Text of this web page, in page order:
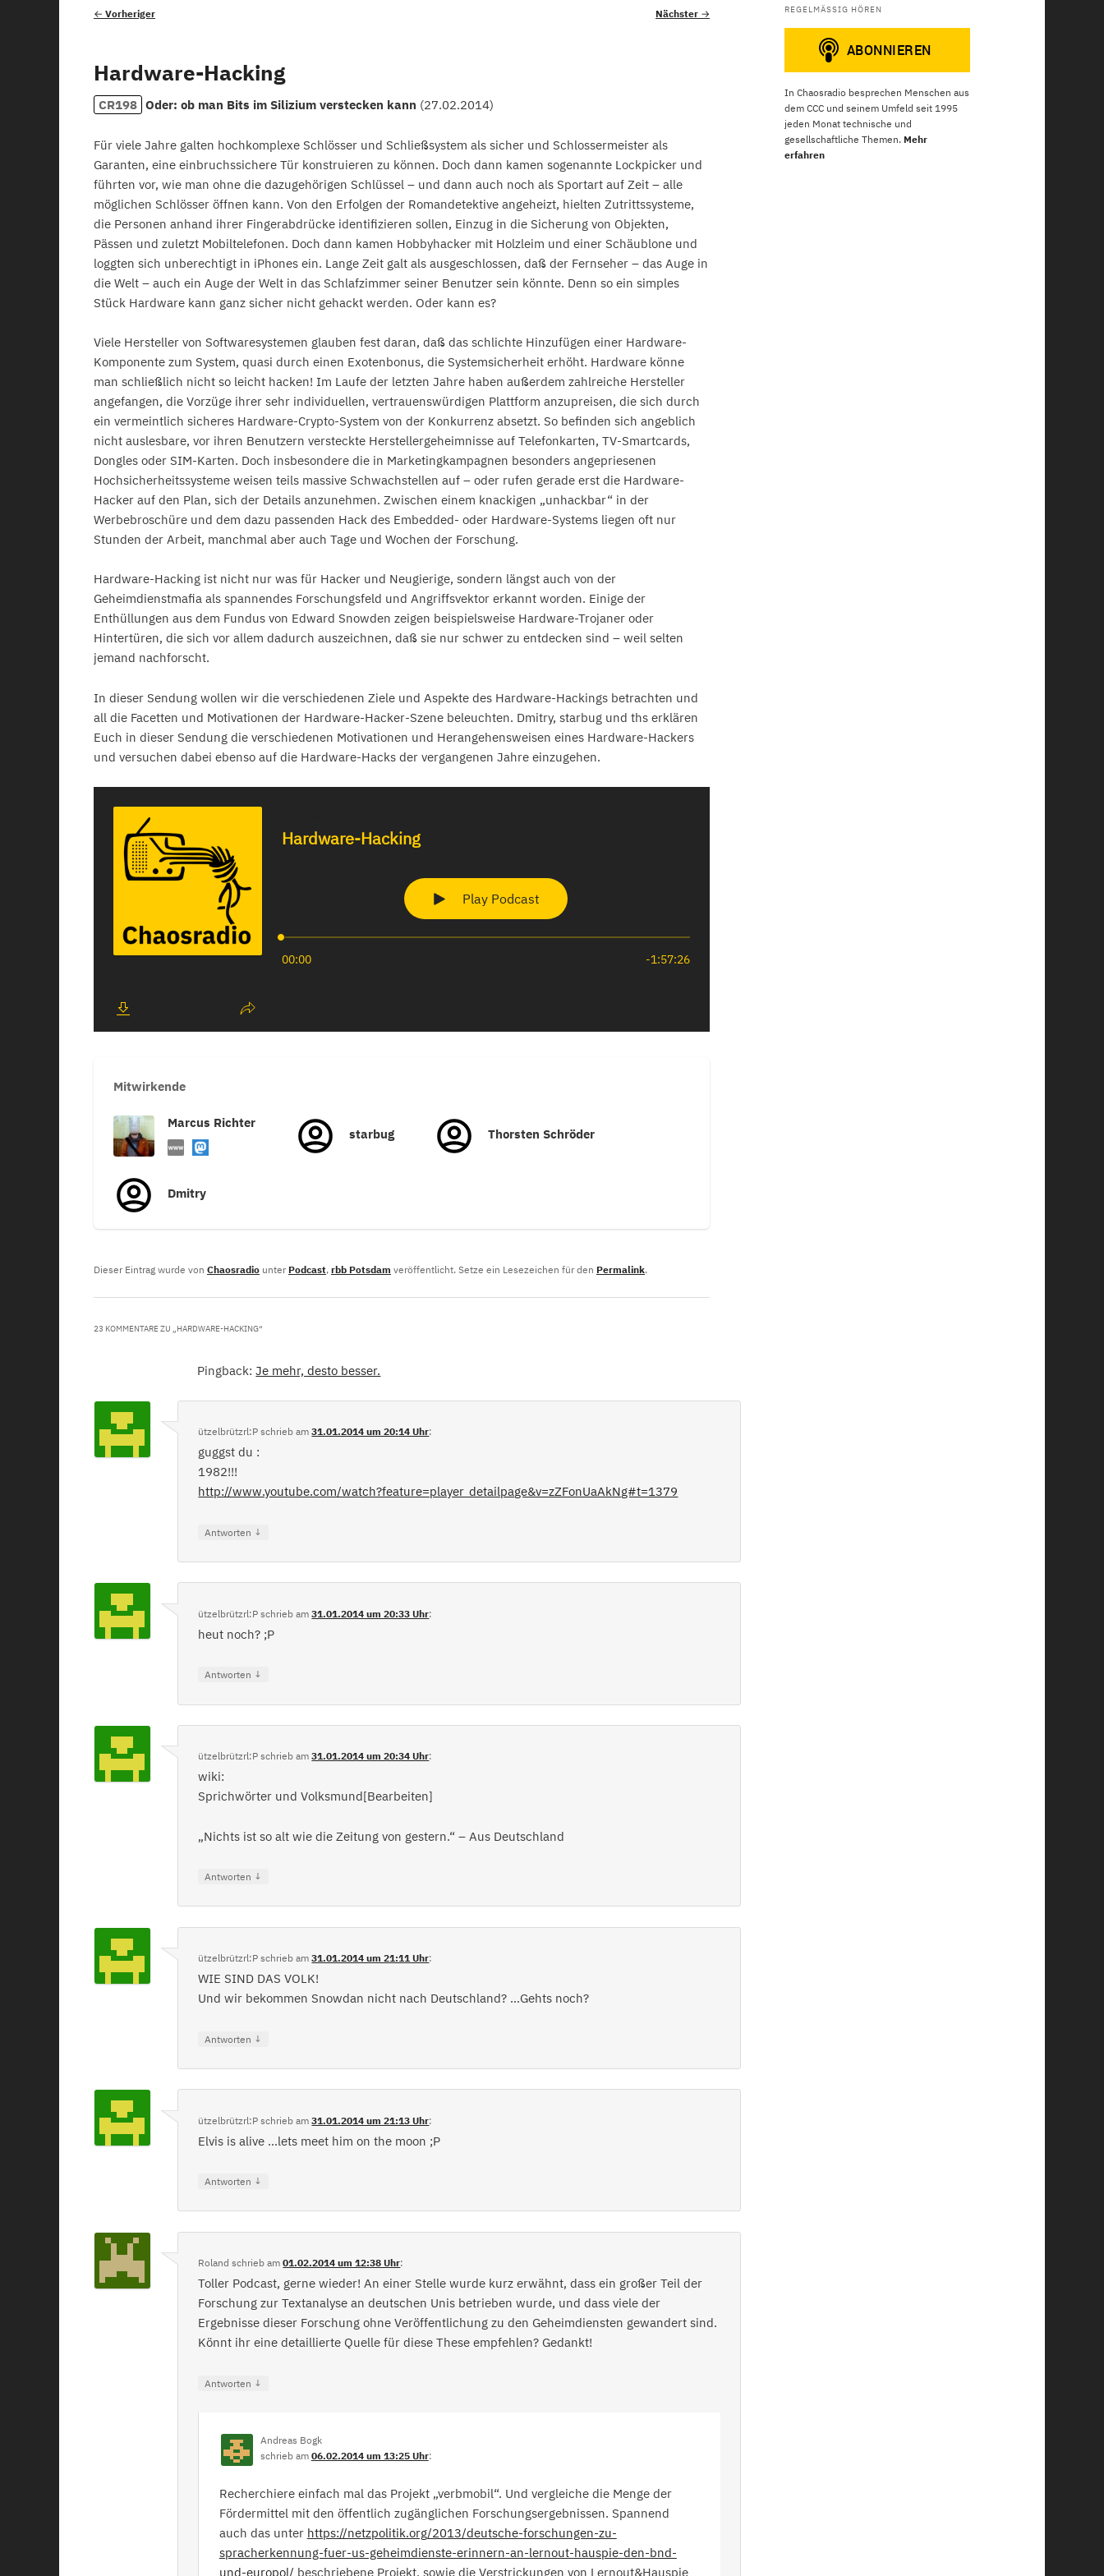
Beitragsnavigation
← Vorheriger Nächster →
Hardware-Hacking
CR198 Oder: ob man Bits im Silizium verstecken kann (27.02.2014)
Für viele Jahre galten hochkomplexe Schlösser und Schließsystem als sicher und Schlossermeister als
Garanten, eine einbruchssichere Tür konstruieren zu können. Doch dann kamen sogenannte Lockpicker und
führten vor, wie man ohne die dazugehörigen Schlüssel – und dann auch noch als Sportart auf Zeit – alle
möglichen Schlösser öffnen kann. Von den Erfolgen der Romandetektive angeheizt, hielten Zutrittssysteme,
die Personen anhand ihrer Fingerabdrücke identifizieren sollen, Einzug in die Sicherung von Objekten,
Pässen und zuletzt Mobiltelefonen. Doch dann kamen Hobbyhacker mit Holzleim und einer Schäublone und
loggten sich unberechtigt in iPhones ein. Lange Zeit galt als ausgeschlossen, daß der Fernseher – das Auge in
die Welt – auch ein Auge der Welt in das Schlafzimmer seiner Benutzer sein könnte. Denn so ein simples
Stück Hardware kann ganz sicher nicht gehackt werden. Oder kann es?
Viele Hersteller von Softwaresystemen glauben fest daran, daß das schlichte Hinzufügen einer Hardware-
Komponente zum System, quasi durch einen Exotenbonus, die Systemsicherheit erhöht. Hardware könne
man schließlich nicht so leicht hacken! Im Laufe der letzten Jahre haben außerdem zahlreiche Hersteller
angefangen, die Vorzüge ihrer sehr individuellen, vertrauenswürdigen Plattform anzupreisen, die sich durch
ein vermeintlich sicheres Hardware-Crypto-System von der Konkurrenz absetzt. So befinden sich angeblich
nicht auslesbare, vor ihren Benutzern versteckte Herstellergeheimnisse auf Telefonkarten, TV-Smartcards,
Dongles oder SIM-Karten. Doch insbesondere die in Marketingkampagnen besonders angepriesenen
Hochsicherheitssysteme weisen teils massive Schwachstellen auf – oder rufen gerade erst die Hardware-
Hacker auf den Plan, sich der Details anzunehmen. Zwischen einem knackigen „unhackbar“ in der
Werbebroschüre und dem dazu passenden Hack des Embedded- oder Hardware-Systems liegen oft nur
Stunden der Arbeit, manchmal aber auch Tage und Wochen der Forschung.
Hardware-Hacking ist nicht nur was für Hacker und Neugierige, sondern längst auch von der
Geheimdienstmafia als spannendes Forschungsfeld und Angriffsvektor erkannt worden. Einige der
Enthüllungen aus dem Fundus von Edward Snowden zeigen beispielsweise Hardware-Trojaner oder
Hintertüren, die sich vor allem dadurch auszeichnen, daß sie nur schwer zu entdecken sind – weil selten
jemand nachforscht.
In dieser Sendung wollen wir die verschiedenen Ziele und Aspekte des Hardware-Hackings betrachten und
all die Facetten und Motivationen der Hardware-Hacker-Szene beleuchten. Dmitry, starbug und ths erklären
Euch in dieser Sendung die verschiedenen Motivationen und Herangehensweisen eines Hardware-Hackers
und versuchen dabei ebenso auf die Hardware-Hacks der vergangenen Jahre einzugehen.
Mitwirkende
Marcus Richter
starbug Thorsten Schröder
Dmitry
Dieser Eintrag wurde von Chaosradio unter Podcast, rbb Potsdam veröffentlicht. Setze ein Lesezeichen für den Permalink.
23 KOMMENTARE ZU „ HARDWARE-HACKING“
Pingback:Je mehr, desto besser.
ützelbrützrl:P schrieb am31.01.2014 um 20:14 Uhr:
guggst du :
1982!!!
http://www.youtube.com/watch?feature=player_detailpage&v=zZFonUaAkNg#t=1379
Antworten ↓
ützelbrützrl:P schrieb am31.01.2014 um 20:33 Uhr:
heut noch? ;P
Antworten ↓
ützelbrützrl:P schrieb am31.01.2014 um 20:34 Uhr:
wiki:
Sprichwörter und Volksmund[Bearbeiten]
„Nichts ist so alt wie die Zeitung von gestern.“ – Aus Deutschland
Antworten ↓
ützelbrützrl:P schrieb am31.01.2014 um 21:11 Uhr:
WIE SIND DAS VOLK!
Und wir bekommen Snowdan nicht nach Deutschland? …Gehts noch?
Antworten ↓
ützelbrützrl:P schrieb am31.01.2014 um 21:13 Uhr:
Elvis is alive …lets meet him on the moon ;P
Antworten ↓
Roland schrieb am01.02.2014 um 12:38 Uhr:
Toller Podcast, gerne wieder! An einer Stelle wurde kurz erwähnt, dass ein großer Teil der
Forschung zur Textanalyse an deutschen Unis betrieben wurde, und dass viele der
Ergebnisse dieser Forschung ohne Veröffentlichung zu den Geheimdiensten gewandert sind.
Könnt ihr eine detaillierte Quelle für diese These empfehlen? Gedankt!
Antworten ↓
Andreas Bogk
schriebam 06.02.2014 um 13:25 Uhr:
Recherchiere einfach mal das Projekt „verbmobil“. Und vergleiche die Menge der
Fördermittel mit den öffentlich zugänglichen Forschungsergebnissen. Spannend
auch das unter https://netzpolitik.org/2013/deutsche-forschungen-zu-
spracherkennung-fuer-us-geheimdienste-erinnern-an-lernout-hauspie-den-bnd-
und-europol/ beschriebene Projekt, sowie die Verstrickungen von Lernout&Hauspie
REGELMÄSSIG HÖREN
In Chaosradio besprechen Menschen aus
dem CCC und seinem Umfeld seit 1995
jeden Monat technische und
gesellschaftliche Themen. Mehr
erfahren